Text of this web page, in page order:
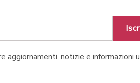
aggiornamenti, notizie e informazioni